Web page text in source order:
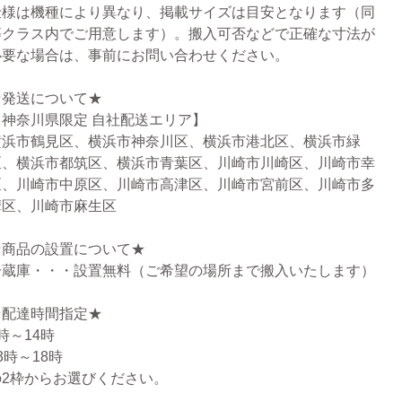
は機種により異なり、掲載サイズは目安となります（同
ラス内でご用意します）。搬入可否などで正確な寸法が
な場合は、事前にお問い合わせください。
送について★
奈川県限定 自社配送エリア】
市鶴見区、横浜市神奈川区、横浜市港北区、横浜市緑
横浜市都筑区、横浜市青葉区、川崎市川崎区、川崎市幸
川崎市中原区、川崎市高津区、川崎市宮前区、川崎市多
、川崎市麻生区
品の設置について★
庫・・・設置無料（ご希望の場所まで搬入いたします）
達時間指定★
～14時
時～18時
枠からお選びください。